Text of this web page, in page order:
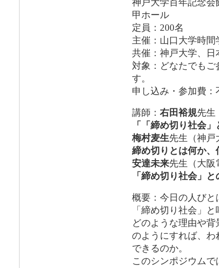
神戸大学百年記念会
甲ホール
定員：200名
主催：山口大学時間
共催：神戸大学、日
対象：どなたでもご
す。
申し込み・参加費：
講師： 右田裕規先生
「「締め切り社会
梅村麦生先生（神戸
締め切りとは何か、
安達未来先生（大阪
「締め切り社会」
概要：今日の人び
「締め切り社会」
どのような理由や
のようにすれば、
できるのか。
このシンポジウム